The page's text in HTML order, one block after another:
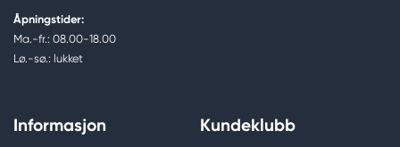
Åpningstider:
Ma.-fr.: 08.00-18.00
Lø.-sø.: lukket
Informasjon Kundeklubb